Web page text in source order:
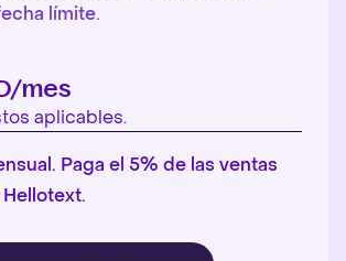
límite.
mes
aplicables.
Paga el 5% de las ventas